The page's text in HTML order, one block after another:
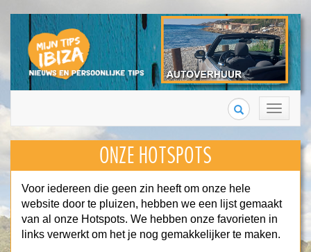
Toggle
navigation
Search
ONZE HOTSPOTS
Voor iedereen die geen zin heeft om onze hele
website door te pluizen, hebben we een lijst gemaakt
van al onze Hotspots. We hebben onze favorieten in
links verwerkt om het je nog gemakkelijker te maken.